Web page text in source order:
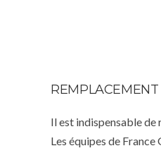
Il est indispensable de
Les équipes de